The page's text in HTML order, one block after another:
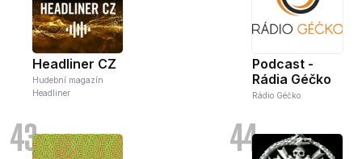
Headliner CZ
Hudební magazín
Headliner
Podcast -
Rádia Géčko
Rádio Géčko
43 44